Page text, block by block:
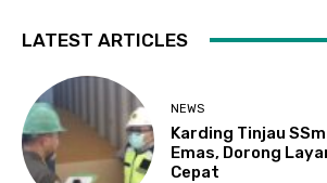
LATEST ARTICLES
NEWS
Karding Tinjau
Emas, Dorong
Cepat